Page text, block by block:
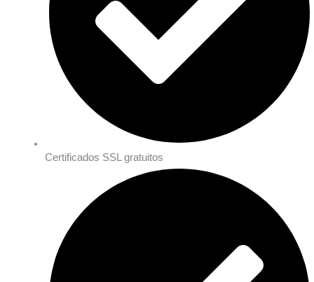
Certificados SSL gratuitos